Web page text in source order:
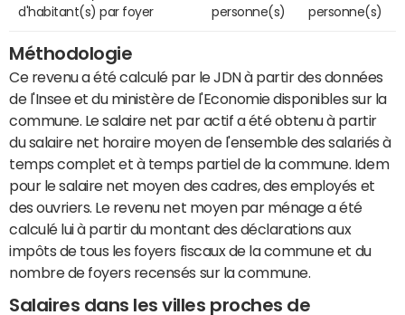
d'habitant(s) par foyer
personne(s)
personne(s)
Méthodologie
Ce revenu a été calculé par le JDN à partir des données
de l'Insee et du ministère de l'Economie disponibles sur la
commune. Le salaire net par actif a été obtenu à partir
du salaire net horaire moyen de l'ensemble des salariés à
temps complet et à temps partiel de la commune. Idem
pour le salaire net moyen des cadres, des employés et
des ouvriers. Le revenu net moyen par ménage a été
calculé lui à partir du montant des déclarations aux
impôts de tous les foyers fiscaux de la commune et du
nombre de foyers recensés sur la commune.
Salaires dans les villes proches de